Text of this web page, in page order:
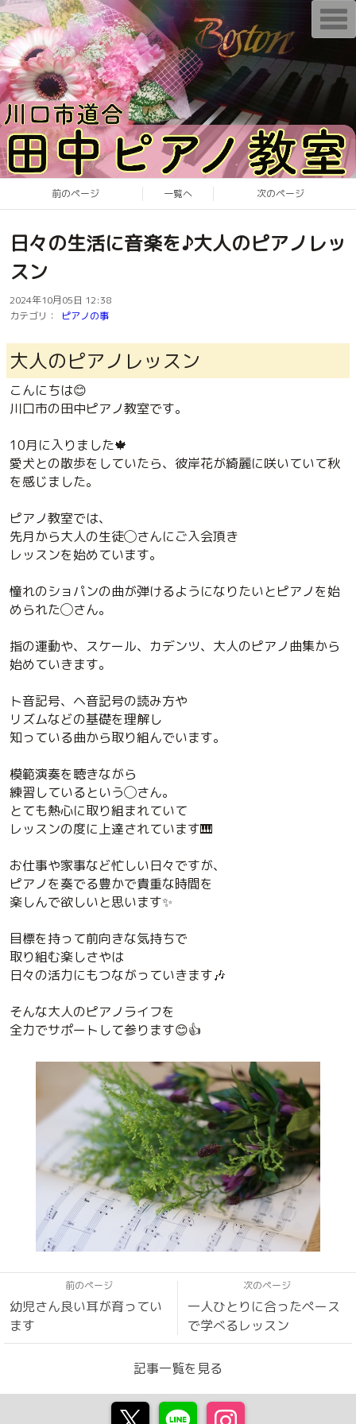
前のページ 一覧へ 次のページ
日々の生活に音楽を♪大人のピアノレッ
スン
2024年10月05日 12:38
カテゴリ：
ピアノの事
大人のピアノレッスン
こんにちは😊
川口市の田中ピアノ教室です。
10月に入りました🍁
愛犬との散歩をしていたら、彼岸花が綺麗に咲いていて秋
を感じました。
ピアノ教室では、
先月から大人の生徒◯さんにご入会頂き
レッスンを始めています。
憧れのショパンの曲が弾けるようになりたいとピアノを始
められた◯さん。
指の運動や、スケール、カデンツ、大人のピアノ曲集から
始めていきます。
ト音記号、ヘ音記号の読み方や
リズムなどの基礎を理解し
知っている曲から取り組んでいます。
模範演奏を聴きながら
練習しているという◯さん。
とても熱心に取り組まれていて
レッスンの度に上達されています🎹
お仕事や家事など忙しい日々ですが、
ピアノを奏でる豊かで貴重な時間を
楽しんで欲しいと思います✨
目標を持って前向きな気持ちで
取り組む楽しさやは
日々の活力にもつながっていきます🎶
そんな大人のピアノライフを
全力でサポートして参ります😊👍
前のページ
幼児さん良い耳が育ってい
ます
次のページ
一人ひとりに合ったペース
で学べるレッスン
記事一覧を見る
T
o
g
l
n
g
a
t
i
o